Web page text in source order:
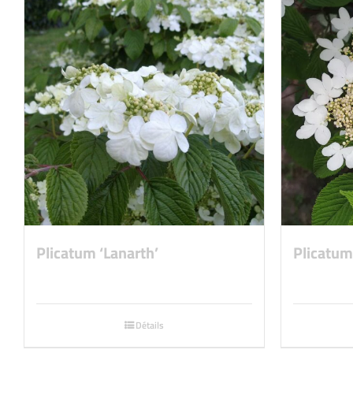
Plicatum ‘Lanarth’
Détails